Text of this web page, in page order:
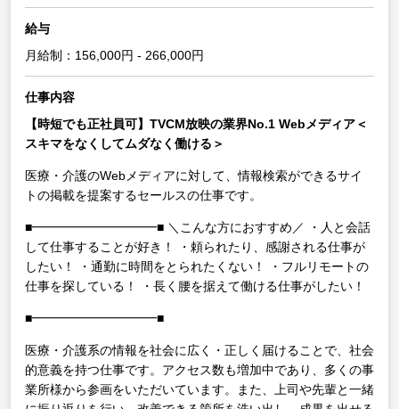
給与
月給制：156,000円 - 266,000円
仕事内容
【時短でも正社員可】TVCM放映の業界No.1 Webメディア＜
スキマをなくしてムダなく働ける＞
医療・介護のWebメディアに対して、情報検索ができるサイ
トの掲載を提案するセールスの仕事です。
■━━━━━━━━━━■ ＼こんな方におすすめ／
・人と会話
して仕事することが好き！
・頼られたり、感謝される仕事が
したい！
・通勤に時間をとられたくない！
・フルリモートの
仕事を探している！
・長く腰を据えて働ける仕事がしたい！
■━━━━━━━━━━■
医療・介護系の情報を社会に広く・正しく届けることで、社会
的意義を持つ仕事です。アクセス数も増加中であり、多くの事
業所様から参画をいただいています。また、上司や先輩と一緒